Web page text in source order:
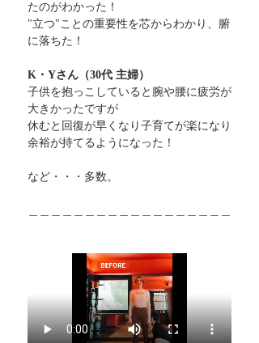
たのがわかった！
"立つ"ことの重要性を芯からわかり、腑
に落ちた！
K・Yさん（30代 主婦）
子供を抱っこしていると腕や腰に疲労が
大きかったですが
休むと回復が早くなり子育てが楽になり
余裕が持てるようになった！
など・・・多数。